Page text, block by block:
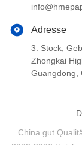
Adresse
3. Stock,
Zhongkai
Guangdong,
China gut